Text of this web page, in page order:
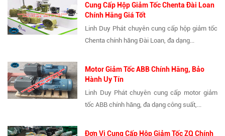
Cung Cấp Hộp Giảm Tốc Chenta Đài Loan
Chính Hãng Giá Tốt
Linh Duy Phát chuyên cung cấp hộp giảm tốc
Chenta chính hãng Đài Loan, đa dạng...
Motor Giảm Tốc ABB Chính Hãng, Bảo
Hành Uy Tín
Linh Duy Phát chuyên cung cấp motor giảm
tốc ABB chính hãng, đa dạng công suất,...
Đơn Vị Cung Cấp Hộp Giảm Tốc ZQ Chính